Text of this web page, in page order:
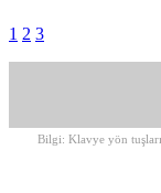
1 2 3
Bilgi: Klavye yön